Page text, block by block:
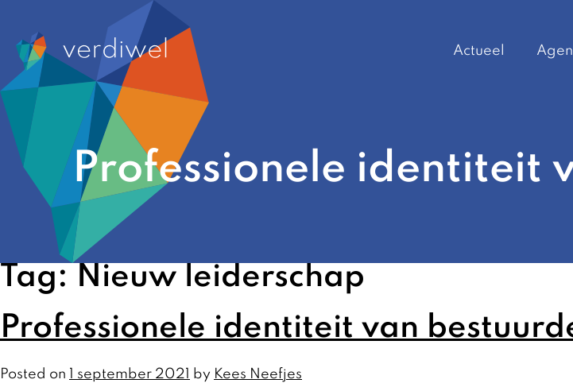
Actueel
Professionele identiteit
Tag: Nieuw leiderschap
Professionele identiteit van
Posted on 1 september 2021 by Kees Neefjes